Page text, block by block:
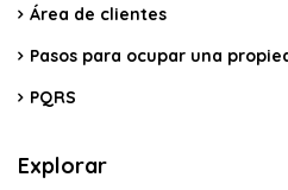
Área de clientes
Pasos para ocupar una
PQRS
Explorar